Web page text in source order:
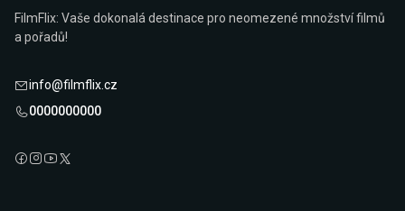
FilmFlix: Vaše dokonalá destinace pro neomezené množství filmů
a pořadů!
info@filmflix.cz
0000000000